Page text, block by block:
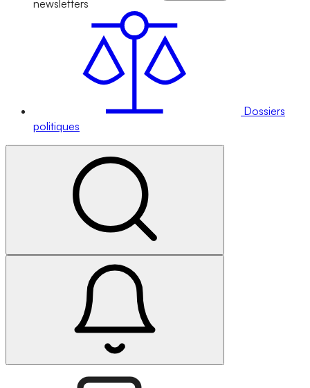
newsletters
Dossiers
politiques